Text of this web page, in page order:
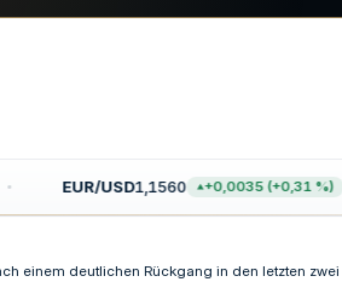
EUR/USD1,1560 +0,0035 (+0,31 %)
einem deutlichen Rückgang in den letzten